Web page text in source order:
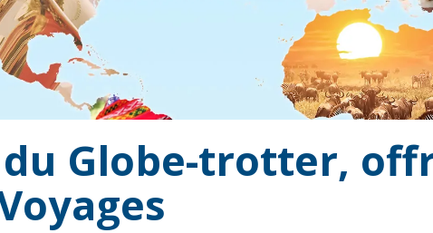
du Globe-trotter,